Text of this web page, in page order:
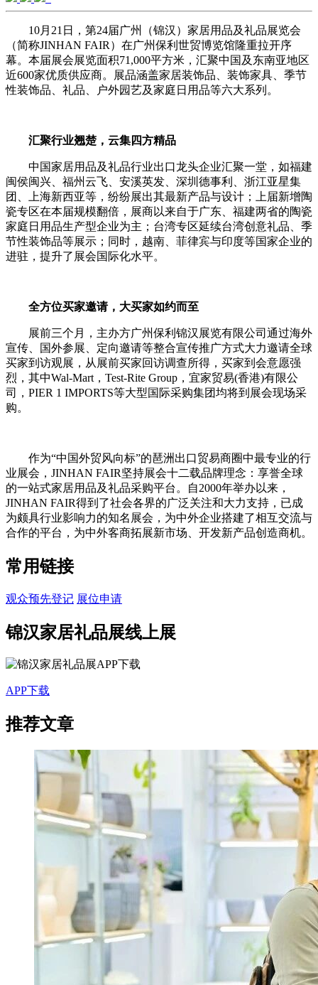
10月21日，第24届广州（锦汉）家居用品及礼品展览会
（简称JINHAN FAIR）在广州保利世贸博览馆隆重拉开序
幕。本届展会展览面积71,000平方米，汇聚中国及东南亚地区
近600家优质供应商。展品涵盖家居装饰品、装饰家具、季节
性装饰品、礼品、户外园艺及家庭日用品等六大系列。
汇聚行业翘楚，云集四方精品
中国家居用品及礼品行业出口龙头企业汇聚一堂，如福建
闽侯闽兴、福州云飞、安溪英发、深圳德事利、浙江亚星集
团、上海新西亚等，纷纷展出其最新产品与设计；上届新增陶
瓷专区在本届规模翻倍，展商以来自于广东、福建两省的陶瓷
家庭日用品生产型企业为主；台湾专区延续台湾创意礼品、季
节性装饰品等展示；同时，越南、菲律宾与印度等国家企业的
进驻，提升了展会国际化水平。
全方位买家邀请，大买家如约而至
展前三个月，主办方广州保利锦汉展览有限公司通过海外
宣传、国外参展、定向邀请等整合宣传推广方式大力邀请全球
买家到访观展，从展前买家回访调查所得，买家到会意愿强
烈，其中Wal-Mart，Test-Rite Group，宜家贸易(香港)有限公
司，PIER 1 IMPORTS等大型国际采购集团均将到展会现场采
购。
作为“中国外贸风向标”的琶洲出口贸易商圈中最专业的行
业展会，JINHAN FAIR坚持展会十二载品牌理念：享誉全球
的一站式家居用品及礼品采购平台。自2000年举办以来，
JINHAN FAIR得到了社会各界的广泛关注和大力支持，已成
为颇具行业影响力的知名展会，为中外企业搭建了相互交流与
合作的平台，为中外客商拓展新市场、开发新产品创造商机。
常用链接
观众预先登记 展位申请
锦汉家居礼品展线上展
APP下载
推荐文章